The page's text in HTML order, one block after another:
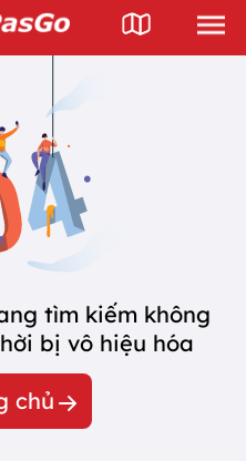
tìm kiếm không
bị vô hiệu hóa
chủ